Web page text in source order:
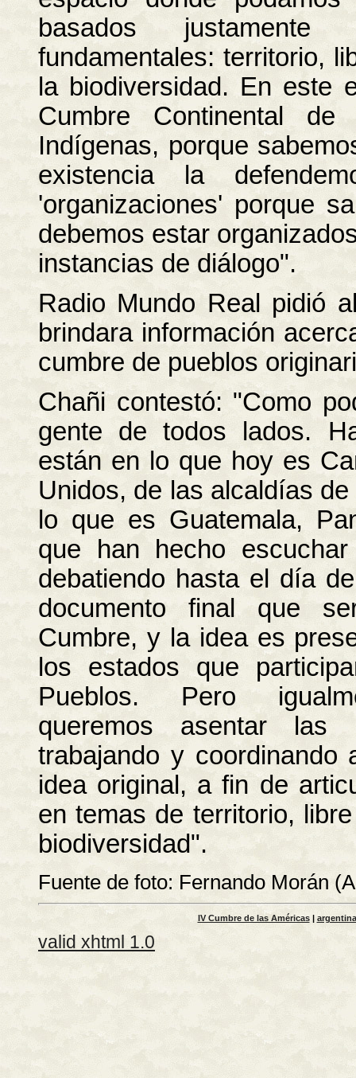
basados
fundamentales: territorio,
la biodiversidad. En este
Cumbre Continental de
Indígenas, porque
existencia la
'organizaciones' porque
debemos estar
instancias de diálogo".
Radio Mundo Real pidió
brindara información
cumbre de pueblos
Chañi contestó: "Como
gente de todos lados.
están en lo que hoy es
Unidos, de las alcaldías
lo que es Guatemala,
que han hecho
debatiendo hasta el día
documento final que
Cumbre, y la idea es
los estados que
Pueblos. Pero
queremos asentar las
trabajando y
idea original, a fin de
en temas de territorio,
biodiversidad".
Fuente de foto: Fernando Morán
IV Cumbre de las Américas| argentina
valid xhtml 1.0